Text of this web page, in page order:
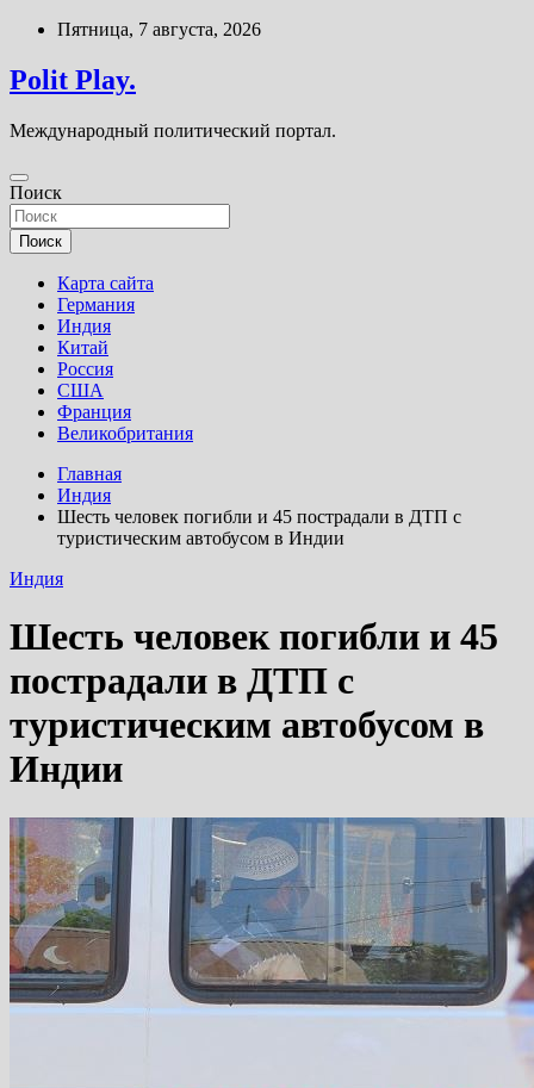
Перейти
содержимому
Пятница, 7 августа, 2026
Polit Play.
Международный политический портал.
Поиск
Поиск
Карта сайта
Германия
Индия
Китай
Россия
США
Франция
Великобритания
Главная
Индия
Шесть человек погибли и 45 пострадали в ДТП с
туристическим автобусом в Индии
Индия
Шесть человек погибли и 45
пострадали в ДТП с
туристическим автобусом в
Индии